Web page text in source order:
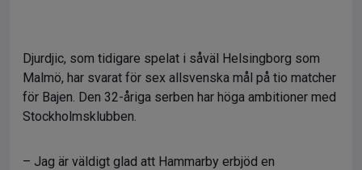
Djurdjic, som tidigare spelat i såväl Helsingborg som
Malmö, har svarat för sex allsvenska mål på tio matcher
för Bajen. Den 32-åriga serben har höga ambitioner med
Stockholmsklubben.
– Jag är väldigt glad att Hammarby erbjöd en